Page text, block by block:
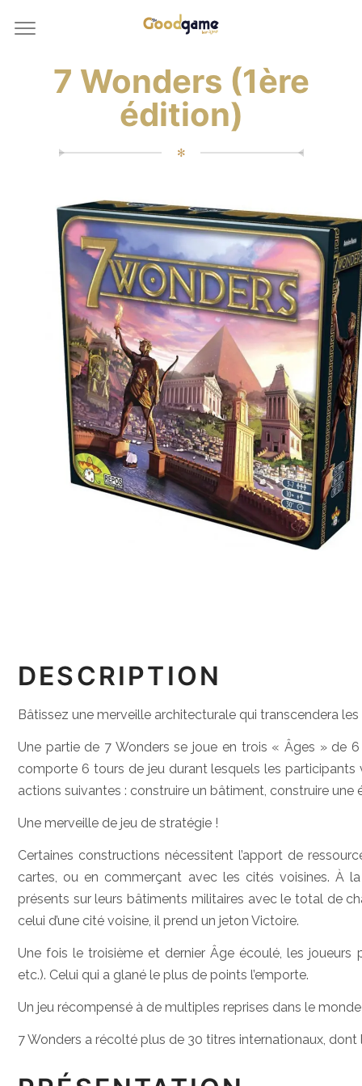
7 Wonders (1ère
édition)
✻
DESCRIPTION
Bâtissez une merveille architecturale qui transcendera
Une partie de 7 Wonders se joue en trois « Âges » de
comporte 6 tours de jeu durant lesquels les participants
actions suivantes : construire un bâtiment, construire une
Une merveille de jeu de stratégie !
Certaines constructions nécessitent l’apport de
cartes, ou en commerçant avec les cités voisines. À
présents sur leurs bâtiments militaires avec le total de
celui d’une cité voisine, il prend un jeton Victoire.
Une fois le troisième et dernier Âge écoulé, les
etc.). Celui qui a glané le plus de points l’emporte.
Un jeu récompensé à de multiples reprises dans le
7 Wonders a récolté plus de 30 titres internationaux, dont